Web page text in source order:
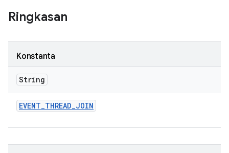
Ringkasan
Konstanta
String
EVENT_THREAD_JOIN